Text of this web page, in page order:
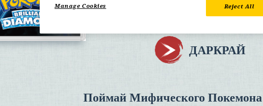
ДАРКРАЙ
Поймай Мифического
Manage Cookies Reject All